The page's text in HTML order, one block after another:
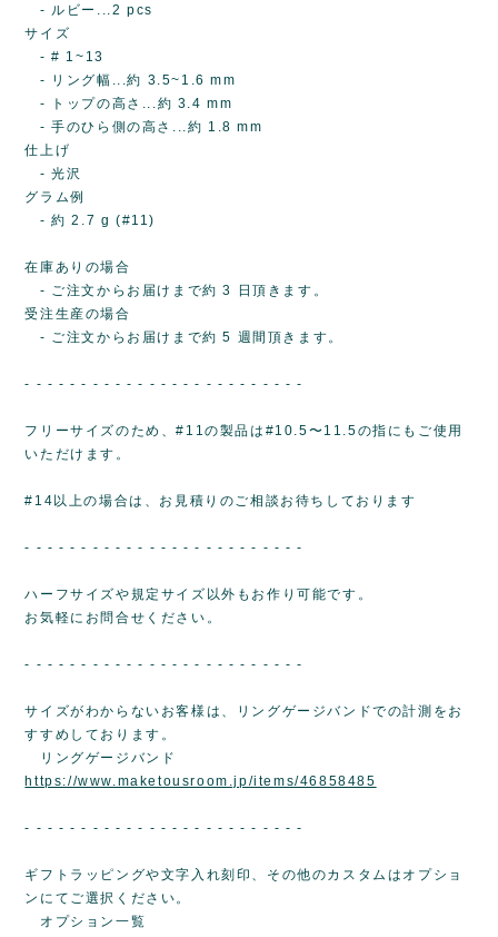
- ルビー...2 pcs
サイズ
- # 1~13
- リング幅...約 3.5~1.6 mm
- トップの高さ...約 3.4 mm
- 手のひら側の高さ...約 1.8 mm
仕上げ
- 光沢
グラム例
- 約 2.7 g (#11)
在庫ありの場合
- ご注文からお届けまで約 3 日頂きます。
受注生産の場合
- ご注文からお届けまで約 5 週間頂きます。
- - - - - - - - - - - - - - - - - - - - - - - - -
フリーサイズのため、#11の製品は#10.5〜11.5の指にもご使用
いただけます。
#14以上の場合は、お見積りのご相談お待ちしております
- - - - - - - - - - - - - - - - - - - - - - - - -
ハーフサイズや規定サイズ以外もお作り可能です。
お気軽にお問合せください。
- - - - - - - - - - - - - - - - - - - - - - - - -
サイズがわからないお客様は、リングゲージバンドでの計測をお
すすめしております。
リングゲージバンド
https://www.maketousroom.jp/items/46858485
- - - - - - - - - - - - - - - - - - - - - - - - -
ギフトラッピングや文字入れ刻印、その他のカスタムはオプショ
ンにてご選択ください。
オプション一覧